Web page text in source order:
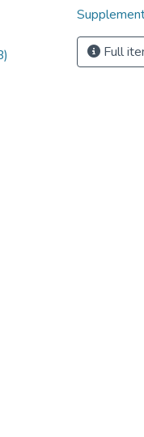
Full